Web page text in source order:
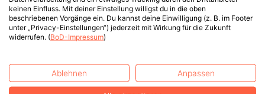
keinen Einfluss. Mit deiner Einstellung willigst du in die oben
beschriebenen Vorgänge ein. Du kannst deine Einwilligung (z. B. im Footer
unter „Privacy-Einstellungen“) jederzeit mit Wirkung für die Zukunft
widerrufen. (BoD-Impressum)
Ablehnen Anpassen